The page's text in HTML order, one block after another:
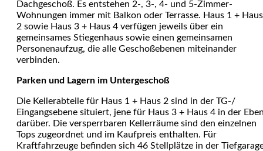
Dachgeschoß. Es entstehen 2-, 3-, 4- und 5-Zimmer-
Wohnungen immer mit Balkon oder Terrasse. Haus 1 + Haus
2 sowie Haus 3 + Haus 4 verfügen jeweils über ein
gemeinsames Stiegenhaus sowie einen gemeinsamen
Personenaufzug, die alle Geschoßebenen miteinander
verbinden.
Parken und Lagern im Untergeschoß
Die Kellerabteile für Haus 1 + Haus 2 sind in der TG-/
Eingangsebene situiert, jene für Haus 3 + Haus 4 in der
darüber. Die versperrbaren Kellerräume sind den einzelnen
Tops zugeordnet und im Kaufpreis enthalten. Für
Kraftfahrzeuge befinden sich 46 Stellplätze in der